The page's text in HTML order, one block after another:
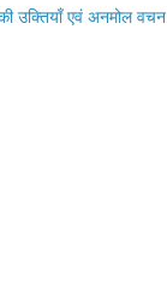
उक्तियाँ एवं अनमोल वचन